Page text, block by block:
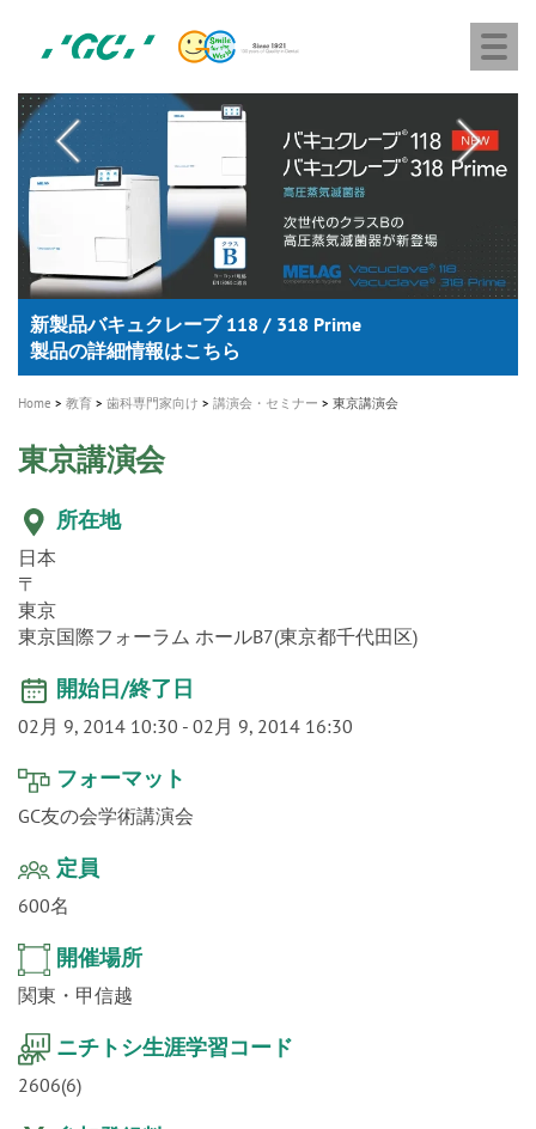
content
ジ
ー
シ
M
A healthy smile greatly contributes to your quality of life
新発売 エバーエックス フロー
製品の詳細情報はこちら
「セラスマート テクノロジーブック」公開
「イニシャル LiSi（リジ）ブロック テクノロジーブッ
ク」公開
歯を内部まで白くする
医療ホワイトニング ティオン®
新製品 イオム ナゴミ for DH
専用サイトはこちら
新製品バキュクレーブ 118 / 318 Prime
製品の詳細情報はこちら
インプラント Aadva®
ショートインプラント新発売
GCグループ企業
教育 歯科専門家向け 講演会・セミナー 東京講演会
東京講演会
所在地
日本
〒
東京
東京国際フォーラム ホールB7(東京都千代田区)
開始日/終了日
02月 9, 2014 10:30 02月 9, 2014 16:30
フォーマット
GC友の会学術講演会
定員
600名
開催場所
関東・甲信越
ニチトシ生涯学習コード
2606(6)